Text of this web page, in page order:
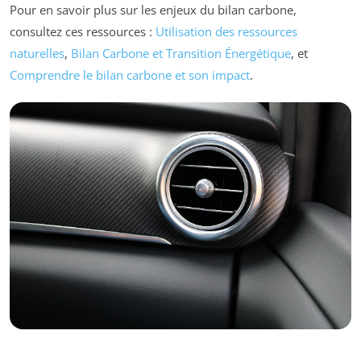
Pour en savoir plus sur les enjeux du bilan carbone,
consultez ces ressources : Utilisation des ressources
naturelles, Bilan Carbone et Transition Énergétique, et
Comprendre le bilan carbone et son impact.